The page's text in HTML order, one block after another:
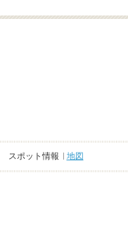
スポット情報 地図